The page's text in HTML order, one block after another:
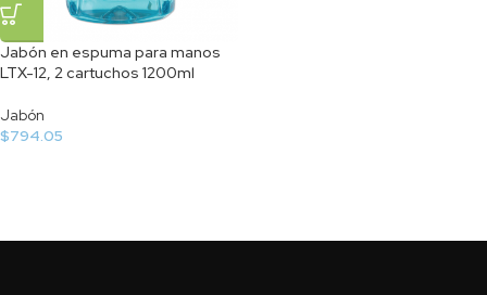
Jabón en espuma para manos
LTX-12, 2 cartuchos 1200ml
Jabón
$794.05